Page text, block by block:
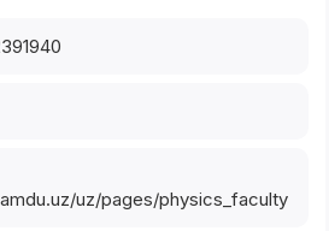
uz/pages/physics_faculty